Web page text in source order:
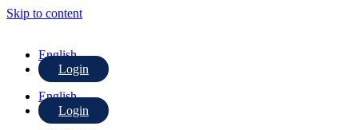
Skip to content
English
Login
English
Login